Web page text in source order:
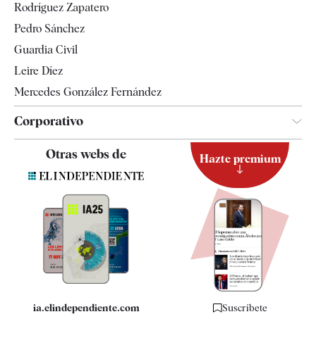
Televisión
Rodríguez Zapatero
Pedro Sánchez
Guardia Civil
Leire Díez
Mercedes González Fernández
Corporativo
Contacto
Quiénes somos
Especificaciones
Otras webs de
ia.elindependiente.com
Hazte premium
Suscríbete